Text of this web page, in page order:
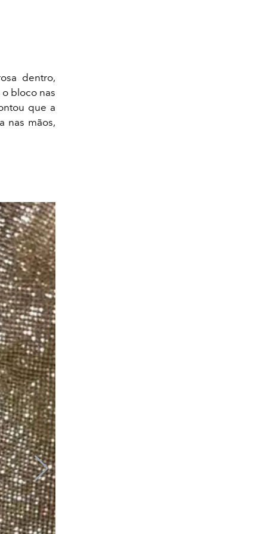
dentro,
bloco nas
que a
nas mãos,